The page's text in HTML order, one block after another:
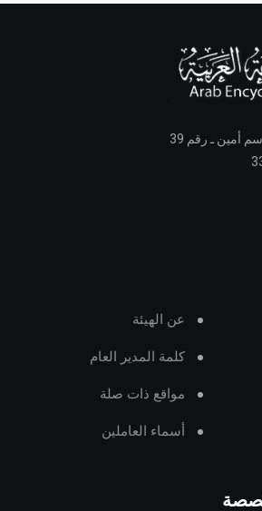
أمين ـ رقم 39
عن الهيئة
كلمة المدير العام
مواقع ذات صلة
أسماء العاملين